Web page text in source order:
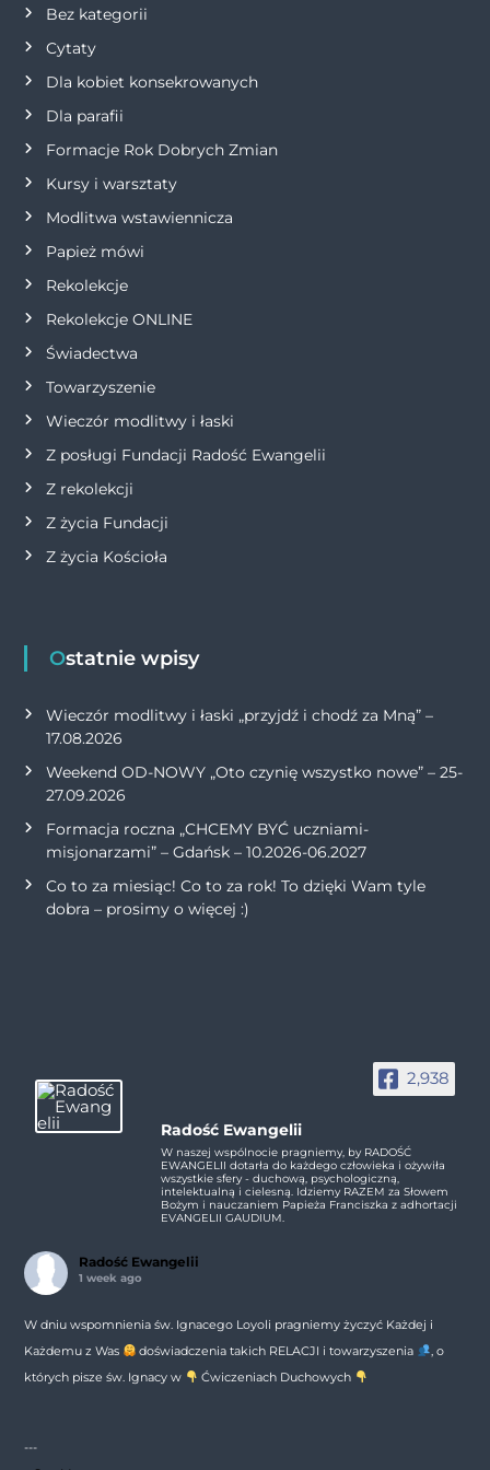
j
a
w
p
i
s
u
Bez kategorii
Cytaty
Dla kobiet konsekrowanych
Dla parafii
Formacje Rok Dobrych Zmian
Kursy i warsztaty
Modlitwa wstawiennicza
Papież mówi
Rekolekcje
Rekolekcje ONLINE
Świadectwa
Towarzyszenie
Wieczór modlitwy i łaski
Z posługi Fundacji Radość Ewangelii
Z rekolekcji
Z życia Fundacji
Z życia Kościoła
Ostatnie wpisy
Wieczór modlitwy i łaski „przyjdź i chodź za Mną” –
17.08.2026
Weekend OD-NOWY „Oto czynię wszystko nowe” – 25-
27.09.2026
Formacja roczna „CHCEMY BYĆ uczniami-
misjonarzami” – Gdańsk – 10.2026-06.2027
Co to za miesiąc! Co to za rok! To dzięki Wam tyle
dobra – prosimy o więcej :)
2,938
Radość Ewangelii
W naszej wspólnocie pragniemy, by RADOŚĆ
EWANGELII dotarła do każdego człowieka i ożywiła
wszystkie sfery - duchową, psychologiczną,
intelektualną i cielesną. Idziemy RAZEM za Słowem
Bożym i nauczaniem Papieża Franciszka z adhortacji
EVANGELII GAUDIUM.
Radość Ewangelii
1 week ago
W dniu wspomnienia św. Ignacego Loyoli pragniemy życzyć Każdej i
Każdemu z Was
doświadczenia takich RELACJI i towarzyszenia
, o
których pisze św. Ignacy w
Ćwiczeniach Duchowych
---